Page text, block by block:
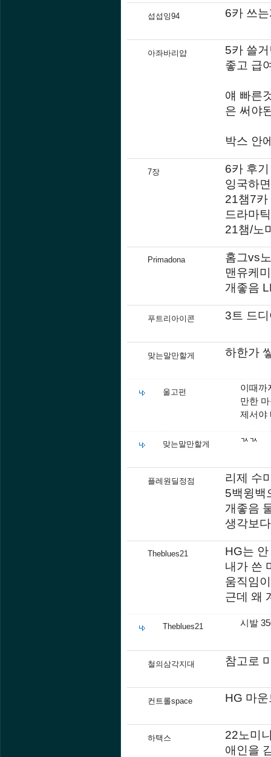
섭섭잉94 6카 쓰
아좌바리얍
5카 쓸
좋고 급
얘 빠른
은 써야
박스 안
7장
6카 후기
잉국하
21챔7카
드라마
21챔/노
Primadona
홈그vs
맨유케
개좋음
푸트리아이콘 3트 드
맞는말만할게 하한가
울고펀
이때까
만한
제서야
맞는말만할게 ㄳㄳ
플레원딜정점
리제 수
5백윙백
개좋음
생각보
Theblues21
HG는
내가 쓴
움직임
근데 왜
Theblues21 시발
철의삼각지대 참고로
컨트롤space HG 마
하택스
22노미
애인을